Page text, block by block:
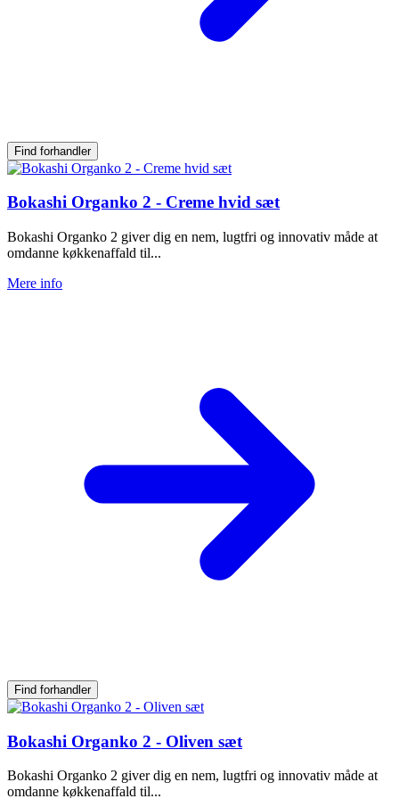
Find forhandler
Bokashi Organko 2 - Creme hvid sæt
Bokashi Organko 2 giver dig en nem, lugtfri og innovativ måde at
omdanne køkkenaffald til...
Mere info
Find forhandler
Bokashi Organko 2 - Oliven sæt
Bokashi Organko 2 giver dig en nem, lugtfri og innovativ måde at
omdanne køkkenaffald til...